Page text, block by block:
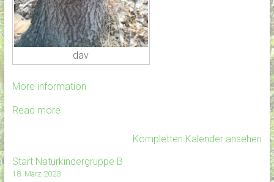
dav
More information
Read more
Kompletten Kalender ansehen
Start Naturkindergruppe B
18. März 2023